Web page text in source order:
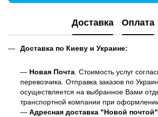
Доставка Оплата
Доставка по Киеву и Украине:
— Новая Почта . Стоимость услуг
перевозчика. Отправка заказов по
осуществляется на выбранное Вами
транспортной компании при оформлении
— Адресная доставка "Новой почтой"